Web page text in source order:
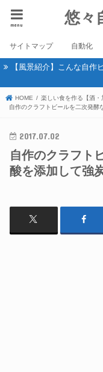
悠々
menu
サイトマップ 自動化
【風景紹介】こんな自
HOME 楽しい食を作る【酒・
自作のクラフトビールを二次発
2017.07.02
自作のクラフト
酸を添加して強